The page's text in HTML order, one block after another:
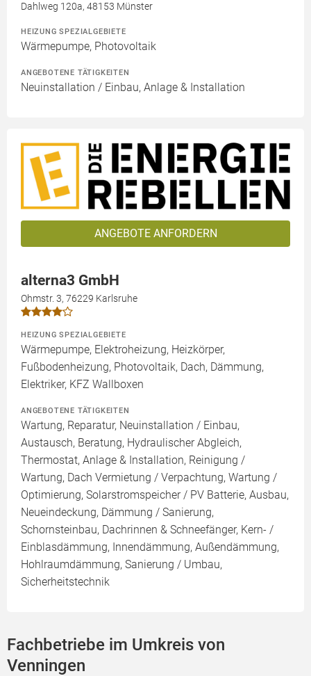
Dahlweg 120a, 48153 Münster
HEIZUNG SPEZIALGEBIETE
Wärmepumpe, Photovoltaik
ANGEBOTENE TÄTIGKEITEN
Neuinstallation / Einbau, Anlage & Installation
ANGEBOTE ANFORDERN
alterna3 GmbH
Ohmstr. 3, 76229 Karlsruhe
HEIZUNG SPEZIALGEBIETE
Wärmepumpe, Elektroheizung, Heizkörper,
Fußbodenheizung, Photovoltaik, Dach, Dämmung,
Elektriker, KFZ Wallboxen
ANGEBOTENE TÄTIGKEITEN
Wartung, Reparatur, Neuinstallation / Einbau,
Austausch, Beratung, Hydraulischer Abgleich,
Thermostat, Anlage & Installation, Reinigung /
Wartung, Dach Vermietung / Verpachtung, Wartung /
Optimierung, Solarstromspeicher / PV Batterie, Ausbau,
Neueindeckung, Dämmung / Sanierung,
Schornsteinbau, Dachrinnen & Schneefänger, Kern- /
Einblasdämmung, Innendämmung, Außendämmung,
Hohlraumdämmung, Sanierung / Umbau,
Sicherheitstechnik
Fachbetriebe im Umkreis von
Venningen